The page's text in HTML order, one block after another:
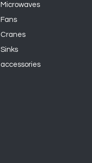
Microwaves
Fans
Cranes
Sinks
accessories